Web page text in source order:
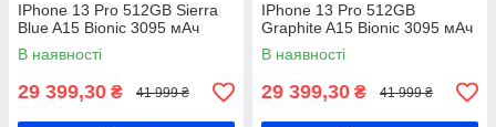
IPhone 13 Pro 512GB Sierra
Blue A15 Bionic 3095 мАч
В наявності
29 399,30 ₴ 41 999 ₴
IPhone 13 Pro 512GB
Graphite A15 Bionic 3095 мАч
В наявності
29 399,30 ₴ 41 999 ₴